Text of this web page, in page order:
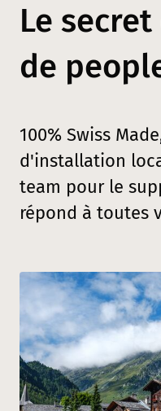
Le
de
100% Swiss
d'installation
team pour le
répond à toutes